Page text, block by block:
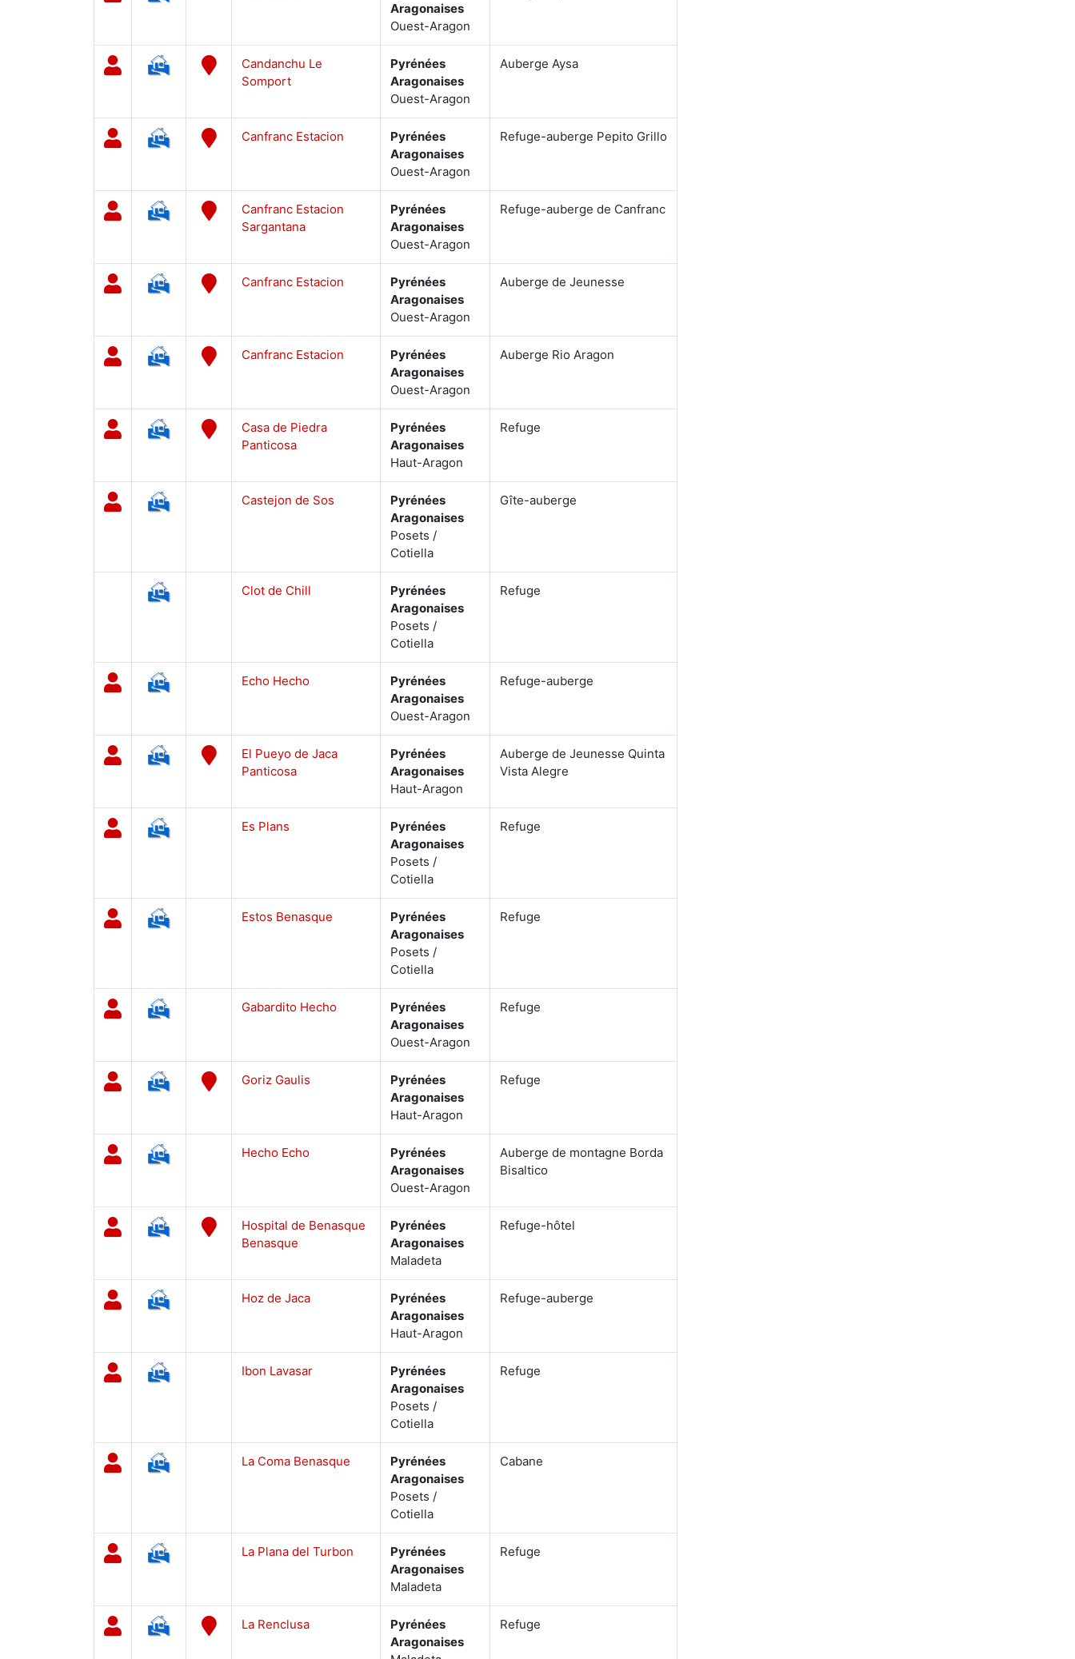
Aragonaises
Ouest-Aragon
Candanchu Le
Somport
Pyrénées
Aragonaises
Ouest-Aragon
Auberge Aysa
Canfranc Estacion
Pyrénées
Aragonaises
Ouest-Aragon
Refuge-auberge Pepito Grillo
Canfranc Estacion
Sargantana
Pyrénées
Aragonaises
Ouest-Aragon
Refuge-auberge de Canfranc
Canfranc Estacion
Pyrénées
Aragonaises
Ouest-Aragon
Auberge de Jeunesse
Canfranc Estacion
Pyrénées
Aragonaises
Ouest-Aragon
Auberge Rio Aragon
Casa de Piedra
Panticosa
Pyrénées
Aragonaises
Haut-Aragon
Refuge
Castejon de Sos
Pyrénées
Aragonaises
Posets /
Cotiella
Gîte-auberge
Clot de Chill
Pyrénées
Aragonaises
Posets /
Cotiella
Refuge
Echo Hecho
Pyrénées
Aragonaises
Ouest-Aragon
Refuge-auberge
El Pueyo de Jaca
Panticosa
Pyrénées
Aragonaises
Haut-Aragon
Auberge de Jeunesse Quinta
Vista Alegre
Es Plans
Pyrénées
Aragonaises
Posets /
Cotiella
Refuge
Estos Benasque
Pyrénées
Aragonaises
Posets /
Cotiella
Refuge
Gabardito Hecho
Pyrénées
Aragonaises
Ouest-Aragon
Refuge
Goriz Gaulis
Pyrénées
Aragonaises
Haut-Aragon
Refuge
Hecho Echo
Pyrénées
Aragonaises
Ouest-Aragon
Auberge de montagne Borda
Bisaltico
Hospital de Benasque
Benasque
Pyrénées
Aragonaises
Maladeta
Refuge-hôtel
Hoz de Jaca
Pyrénées
Aragonaises
Haut-Aragon
Refuge-auberge
Ibon Lavasar
Pyrénées
Aragonaises
Posets /
Cotiella
Refuge
La Coma Benasque
Pyrénées
Aragonaises
Posets /
Cotiella
Cabane
La Plana del Turbon
Pyrénées
Aragonaises
Maladeta
Refuge
La Renclusa
Pyrénées
Aragonaises
Refuge